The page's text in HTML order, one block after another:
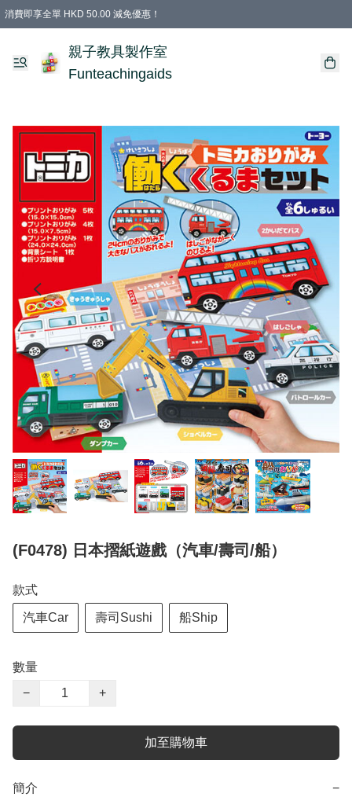
消費即享全單 HKD 50.00 減免優惠！
購物滿 HKD 699.00即享免運費優惠！（適用於 特定的送貨方式 )
凡購物滿HKD 699.00，即享免費禮品
親子教具製作室
Funteachingaids
(F0478) 日本摺紙遊戲（汽車/壽司/船）
款式
汽車Car 壽司Sushi 船Ship
數量
−
+
加至購物車
簡介 −